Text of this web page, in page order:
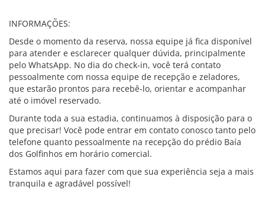
INFORMAÇÕES:
Desde o momento da reserva, nossa equipe já fica disponível
para atender e esclarecer qualquer dúvida, principalmente
pelo WhatsApp. No dia do check-in, você terá contato
pessoalmente com nossa equipe de recepção e zeladores,
que estarão prontos para recebê-lo, orientar e acompanhar
até o imóvel reservado.
Durante toda a sua estadia, continuamos à disposição para o
que precisar! Você pode entrar em contato conosco tanto pelo
telefone quanto pessoalmente na recepção do prédio Baía
dos Golfinhos em horário comercial.
Estamos aqui para fazer com que sua experiência seja a mais
tranquila e agradável possível!